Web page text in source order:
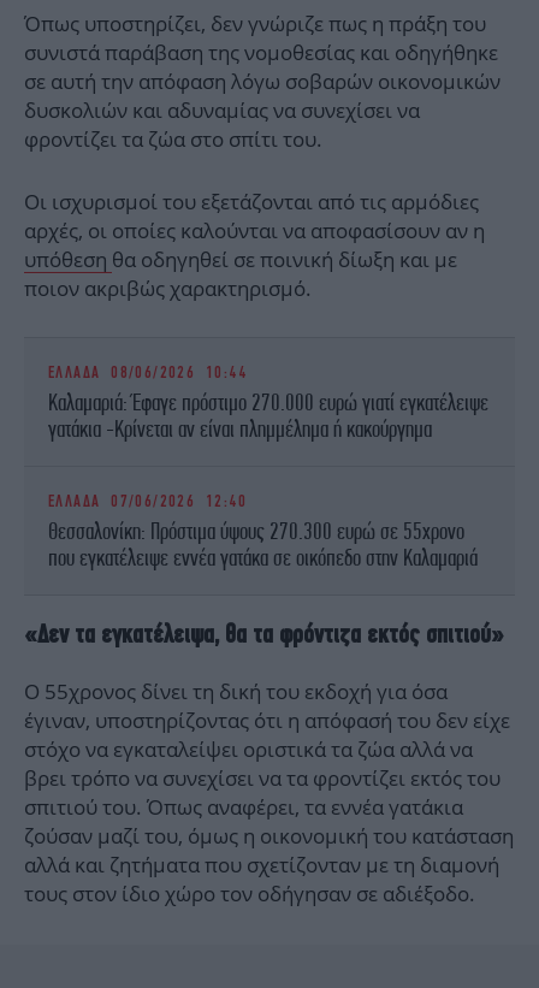
Όπως υποστηρίζει, δεν γνώριζε πως η πράξη του
συνιστά παράβαση της νομοθεσίας και οδηγήθηκε
σε αυτή την απόφαση λόγω σοβαρών οικονομικών
δυσκολιών και αδυναμίας να συνεχίσει να
φροντίζει τα ζώα στο σπίτι του.
Οι ισχυρισμοί του εξετάζονται από τις αρμόδιες
αρχές, οι οποίες καλούνται να αποφασίσουν αν η
υπόθεση θα οδηγηθεί σε ποινική δίωξη και με
ποιον ακριβώς χαρακτηρισμό.
ΕΛΛΑΔΑ 08/06/2026 10:44
Καλαμαριά: Έφαγε πρόστιμο 270.000 ευρώ γιατί εγκατέλειψε
γατάκια -Κρίνεται αν είναι πλημμέλημα ή κακούργημα
ΕΛΛΑΔΑ 07/06/2026 12:40
Θεσσαλονίκη: Πρόστιμα ύψους 270.300 ευρώ σε 55χρονο
που εγκατέλειψε εννέα γατάκα σε οικόπεδο στην Καλαμαριά
«Δεν τα εγκατέλειψα, θα τα φρόντιζα εκτός σπιτιού»
Ο 55χρονος δίνει τη δική του εκδοχή για όσα
έγιναν, υποστηρίζοντας ότι η απόφασή του δεν είχε
στόχο να εγκαταλείψει οριστικά τα ζώα αλλά να
βρει τρόπο να συνεχίσει να τα φροντίζει εκτός του
σπιτιού του. Όπως αναφέρει, τα εννέα γατάκια
ζούσαν μαζί του, όμως η οικονομική του κατάσταση
αλλά και ζητήματα που σχετίζονταν με τη διαμονή
τους στον ίδιο χώρο τον οδήγησαν σε αδιέξοδο.